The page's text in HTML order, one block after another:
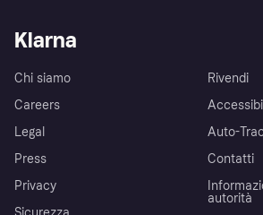
Klarna
Chi siamo
Careers
Legal
Press
Privacy
Rivendi
Auto-
Contatti
autorità